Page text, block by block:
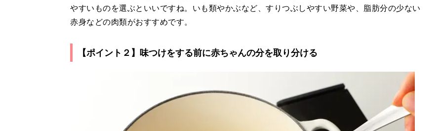
やすいものを選ぶといいですね。いも類やかぶなど、すりつぶしやすい野菜や、脂肪分の少ない
赤身などの肉類がおすすめです。
【ポイント２】味つけをする前に赤ちゃんの分を取り分ける